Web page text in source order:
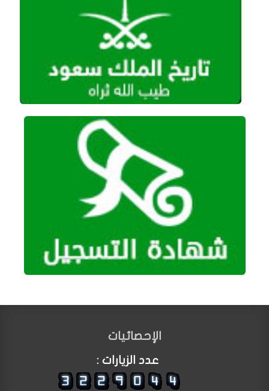
الإحصائيات
عدد الزيارات :